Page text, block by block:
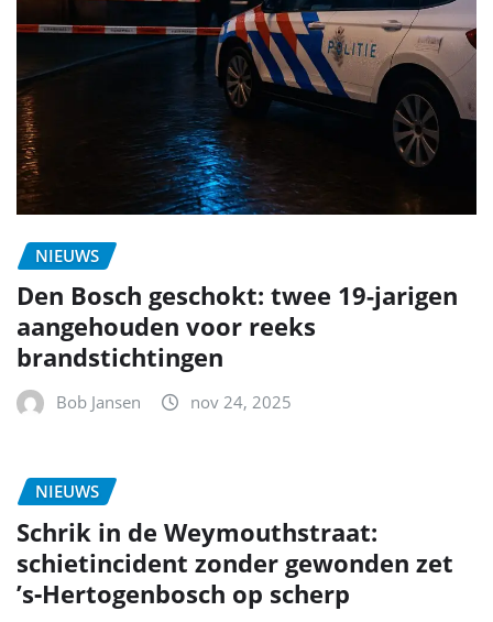
NIEUWS
Den Bosch geschokt: twee 19-jarigen
aangehouden voor reeks
brandstichtingen
Bob Jansen nov 24, 2025
NIEUWS
Schrik in de Weymouthstraat:
schietincident zonder gewonden zet
’s‑Hertogenbosch op scherp